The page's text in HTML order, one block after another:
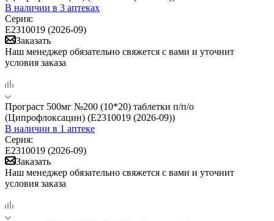
В наличии в 3 аптеках
Серия:
Е2310019 (2026-09)
Заказать
Наш менеджер обязательно свяжется с вами и уточнит
условия заказа
Програст 500мг №200 (10*20) таблетки п/п/о
(Ципрофлоксацин) (Е2310019 (2026-09))
В наличии в 1 аптеке
Серия:
Е2310019 (2026-09)
Заказать
Наш менеджер обязательно свяжется с вами и уточнит
условия заказа